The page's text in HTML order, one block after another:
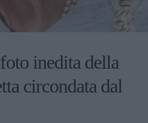
inedita della
circondata dal